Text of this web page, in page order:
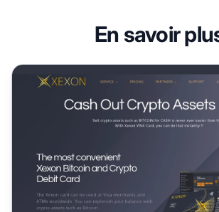
En savoir
Programme d'affiliation Xexon